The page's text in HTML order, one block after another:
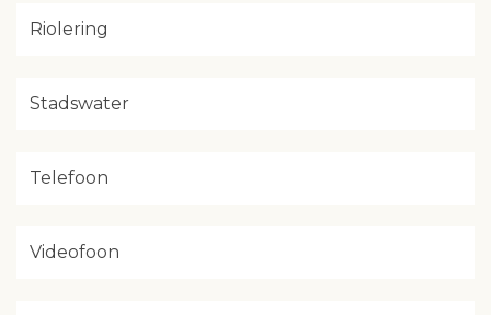
Riolering
Stadswater
Telefoon
Videofoon